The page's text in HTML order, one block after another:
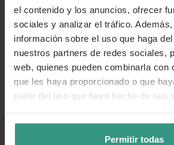
el contenido y los anuncios, ofrecer
sociales y analizar el tráfico.
información sobre el uso que haga
nuestros partners de redes sociales,
web, quienes pueden combinarla con
que les haya proporcionado o que
partir del uso que haya hecho de sus
Permitir todas